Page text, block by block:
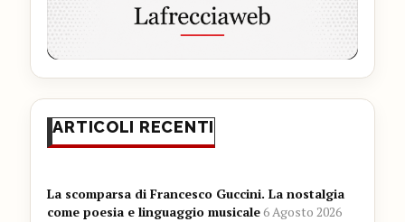
ARTICOLI RECENTI
La scomparsa di Francesco Guccini. La nostalgia
come poesia e linguaggio musicale6 Agosto 2026